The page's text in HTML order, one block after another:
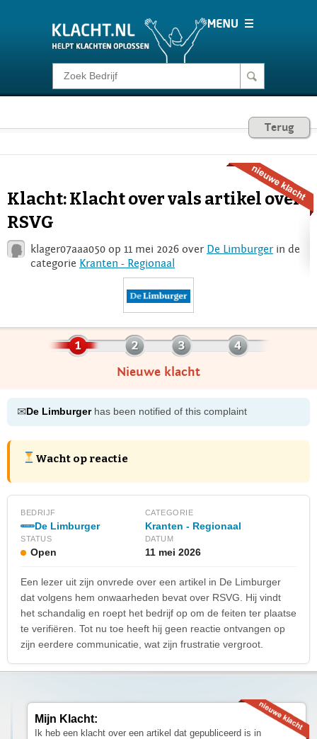
Klacht melden
Consumentenrecht
Login
Terug
Klacht: Klacht over vals artikel over
RSVG
klager07aaa050 op 11 mei 2026 over De Limburgerin de
categorie Kranten - Regionaal
Nieuwe klacht
✉De Limburgerhas been notified of this complaint
Wacht op reactie
BEDRIJF
De Limburger
CATEGORIE
Kranten - Regionaal
STATUS
Open
DATUM
11 mei 2026
Een lezer uit zijn onvrede over een artikel in De Limburger
dat volgens hem onwaarheden bevat over RSVG. Hij vindt
het schandalig en roept het bedrijf op om de feiten ter plaatse
te verifiëren. Tot nu toe heeft hij geen reactie ontvangen op
zijn eerdere communicatie, wat zijn frustratie vergroot.
Mijn Klacht:
Ik heb een klacht over een artikel dat gepubliceerd is in